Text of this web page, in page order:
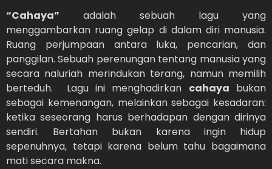
“Cahaya” adalah sebuah lagu yang
menggambarkan ruang gelap di dalam diri manusia.
Ruang perjumpaan antara luka, pencarian, dan
panggilan. Sebuah perenungan tentang manusia yang
secara naluriah merindukan terang, namun memilih
berteduh. Lagu ini menghadirkan cahaya bukan
sebagai kemenangan, melainkan sebagai kesadaran:
ketika seseorang harus berhadapan dengan dirinya
sendiri. Bertahan bukan karena ingin hidup
sepenuhnya, tetapi karena belum tahu bagaimana
mati secara makna.